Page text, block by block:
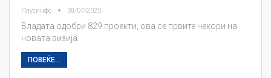
Плусинфо 08/07/2025
Владата одобри 829 проекти, ова се првите чекори на
новата визија.
ПОВЕЌЕ...